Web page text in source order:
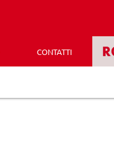
CONTATTI